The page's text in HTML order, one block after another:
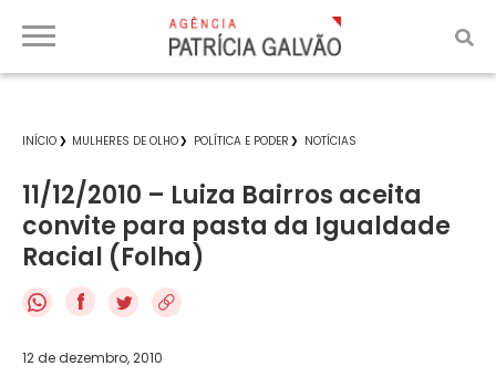
INÍCIO MULHERES DE OLHO POLÍTICA E PODER NOTÍCIAS
11/12/2010 – Luiza Bairros aceita
convite para pasta da Igualdade
Racial (Folha)
f
12 de dezembro, 2010